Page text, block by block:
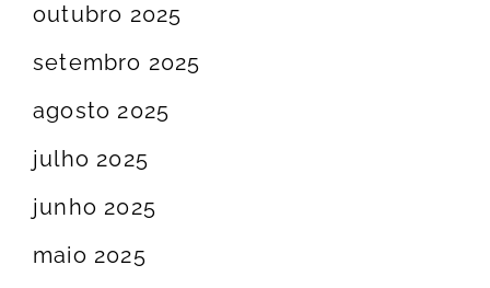
outubro 2025
setembro 2025
agosto 2025
julho 2025
junho 2025
maio 2025